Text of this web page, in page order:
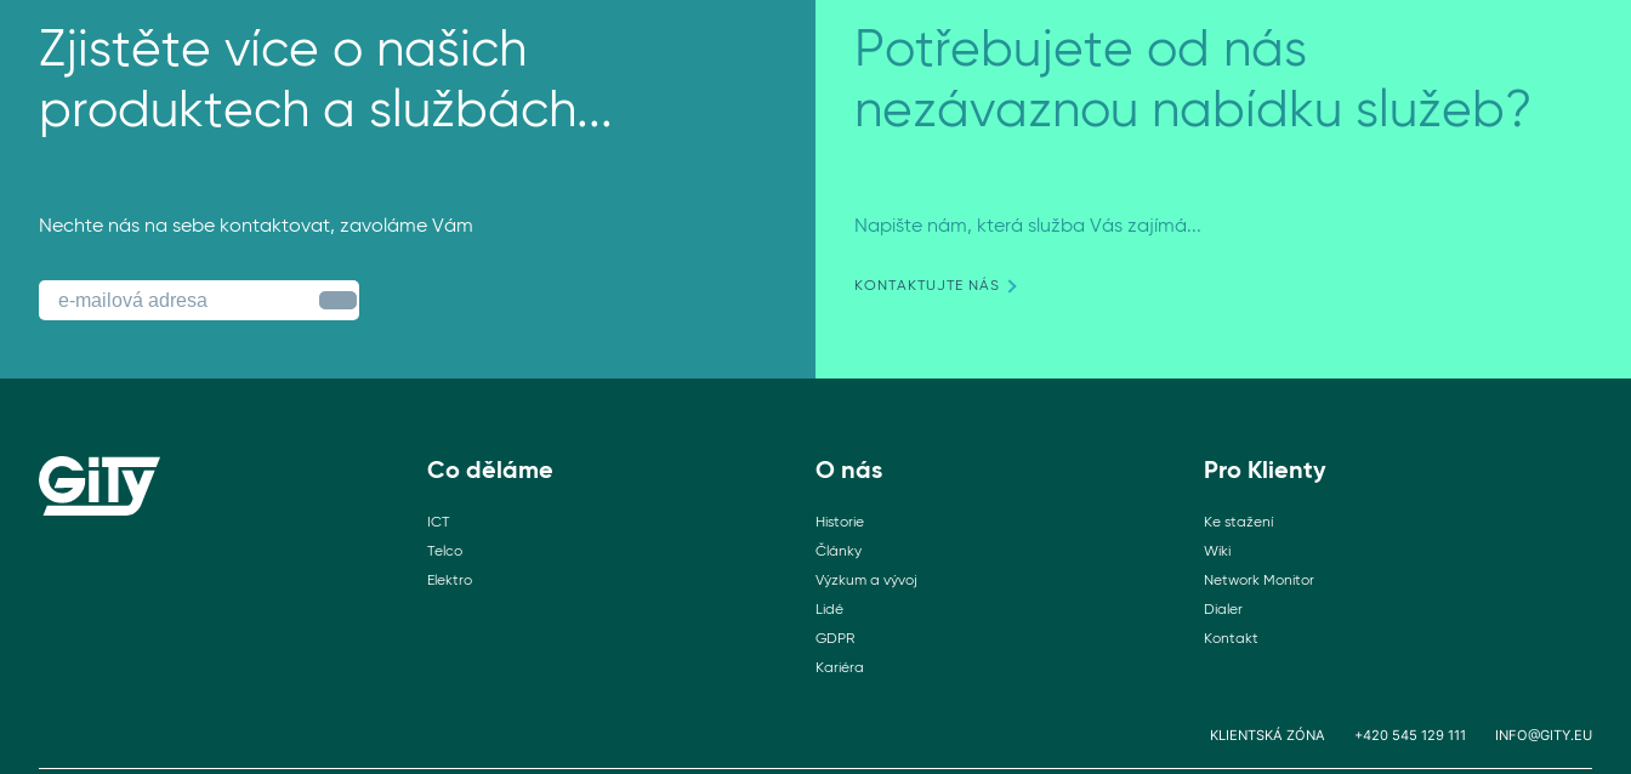
Zjistěte více o našich
produktech a službách...
Nechte nás na sebe kontaktovat, zavoláme Vám
Potřebujete od nás
nezávaznou nabídku služeb?
Napište nám, která služba Vás zajímá...
KONTAKTUJTE NÁS
Co děláme
ICT
Telco
Elektro
O nás
Historie
Články
Výzkum a vývoj
Lidé
GDPR
Kariéra
Pro Klienty
Ke stažení
Wiki
Network Monitor
Dialer
Kontakt
KLIENTSKÁ ZÓNA +420 545 129 111 INFO@GITY.EU